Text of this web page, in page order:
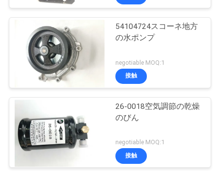
54104724スコーネ地方
の水ポンプ
negotiable MOQ:1
接触
26-0018空気調節の乾燥
のびん
negotiable MOQ:1
接触